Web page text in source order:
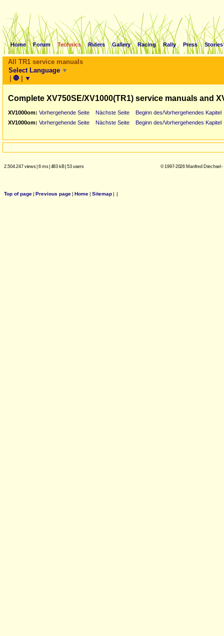
Home Forum Technics Riders Gallery Racing Rally Press Stories
All TR1 service manuals
Select Language ▼
| 🛑 | ▼
Complete XV750SE/XV1000(TR1) service manuals and
XV1000om: Vorhergehende Seite Nächste Seite
Beginn des/Vorhergehendes Kapitel
XV1000om: Vorhergehende Seite Nächste Seite Beginn des/Vorhergehendes Kapitel
2.504.247 views| 6 ms| 483 kB| 53 users © 1997-2026 Manfred Drechsel
Top of page| Previous page| Home| Sitemap| |